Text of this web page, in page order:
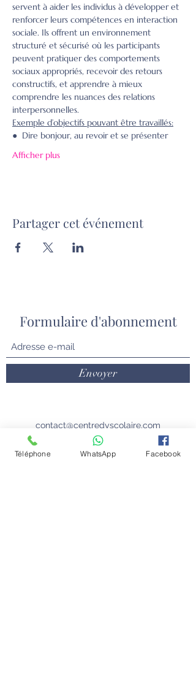
servent à aider les individus à développer et
renforcer leurs compétences en interaction
sociale. Ils offrent un environnement
structuré et sécurisé où les participants
peuvent pratiquer des comportements
sociaux appropriés, recevoir des retours
constructifs, et apprendre à mieux
comprendre les nuances des relations
interpersonnelles.
Exemple d’objectifs pouvant être travaillés:
●  Dire bonjour, au revoir et se présenter
Afficher plus
Partager cet événement
Formulaire d'abonnement
Envoyer
contact@centredyscolaire.com
0478/16.08.08
Téléphone WhatsApp Facebook